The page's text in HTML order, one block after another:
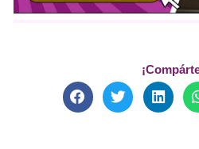
Acreditación de Docentes
Introducción
Profesional